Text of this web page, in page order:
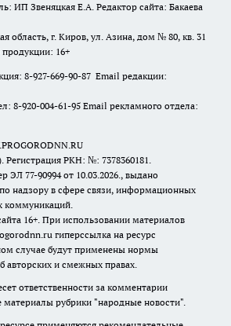
ИП Звеняцкая Е.А. Редактор сайта: Бакаева
область, г. Киров, ул. Азина, дом № 80, кв. 31
16+
8-927-669-90-87 Email редакции:
8-920-004-61-95 Email рекламного отдела:
РКН: №: 7378360181.
ЭЛ 77-90994 от 10.03.2026., выдано
надзору в сфере связи, информационных
коммуникаций.
16+. При использовании материалов
гиперссылка на ресурс
случае будут применены нормы
авторских и смежных правах.
ответственности за комментарии
материалы рубрики "народные новости".